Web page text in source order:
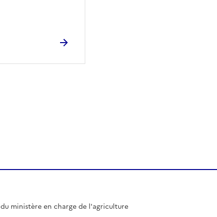
ministère en charge de l'agriculture